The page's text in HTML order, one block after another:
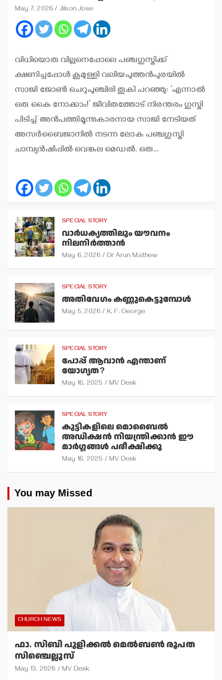
May 7, 2026 Jilson Jose
വിധിയൊരു വില്ലനെപ്പോലെ പഞ്ചഗുസ്തിക്ക്
ക്ഷണിച്ചപ്പോള്‍ കൂമുള്ളി വലിയപുത്തന്‍പുരയില്‍
സാജി ജോണ്‍ ചെറുപുഞ്ചിരി തൂകി പറഞ്ഞു: ‘എന്നാല്‍
ഒരു കൈ നോക്കാം!’ ജീവിതത്തോട് നിരന്തരം ഗുസ്തി
പിടിച്ച് അന്‍പത്തിമൂന്നുകാരനായ സാജി നേടിയത്
അസര്‍ബൈജാനില്‍ നടന്ന ലോക പഞ്ചഗുസ്തി
ചാമ്പ്യന്‍ഷിപ്പില്‍ വെങ്കല മെഡല്‍. ഒരു…
SPECIAL STORY
വാര്‍ധക്യത്തിലും യൗവനം
നിലനിര്‍ത്താന്‍
May 6, 2026 Dr Arun Mathew
SPECIAL STORY
അതിവേഗം കണ്ണുകെട്ടുമ്പോള്‍
May 5, 2026 K. F. George
SPECIAL STORY
പോപ്പ് ആവാന്‍ എന്താണ്
യോഗ്യത?
May 16, 2025 MV Desk
SPECIAL STORY
കുട്ടികളിലെ മൊബൈല്‍
അഡിക്ഷന്‍ നിയന്ത്രിക്കാന്‍ ഈ
മാര്‍ഗ്ഗങ്ങള്‍ പരീക്ഷിക്കൂ
May 16, 2025 MV Desk
You may Missed
CHURCH NEWS
ഫാ. സിബി പുളിക്കല്‍ മെല്‍ബണ്‍ രൂപത
സിഞ്ചെല്ലൂസ്
May 13, 2026 MV Desk